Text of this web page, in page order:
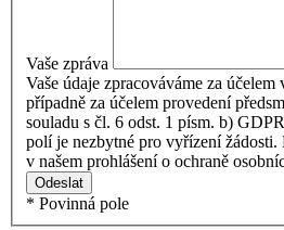
Vaše zpráva
Vaše údaje zpracováváme za účelem
případně za účelem provedení
souladu s čl. 6 odst. 1 písm. b)
polí je nezbytné pro vyřízení žádosti.
v našem prohlášení o ochraně
Odeslat
* Povinná pole